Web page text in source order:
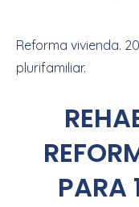
Reforma vivienda.
plurifamiliar.
PARA